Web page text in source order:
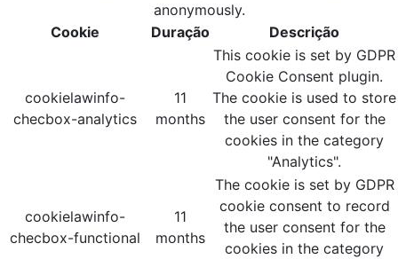
anonymously.
Cookie
Duração Descrição
cookielawinfo-
checbox-analytics
11
months
This cookie is set by GDPR
Cookie Consent plugin.
The cookie is used to store
the user consent for the
cookies in the category
"Analytics".
cookielawinfo-
checbox-functional
11
months
The cookie is set by GDPR
cookie consent to record
the user consent for the
cookies in the category